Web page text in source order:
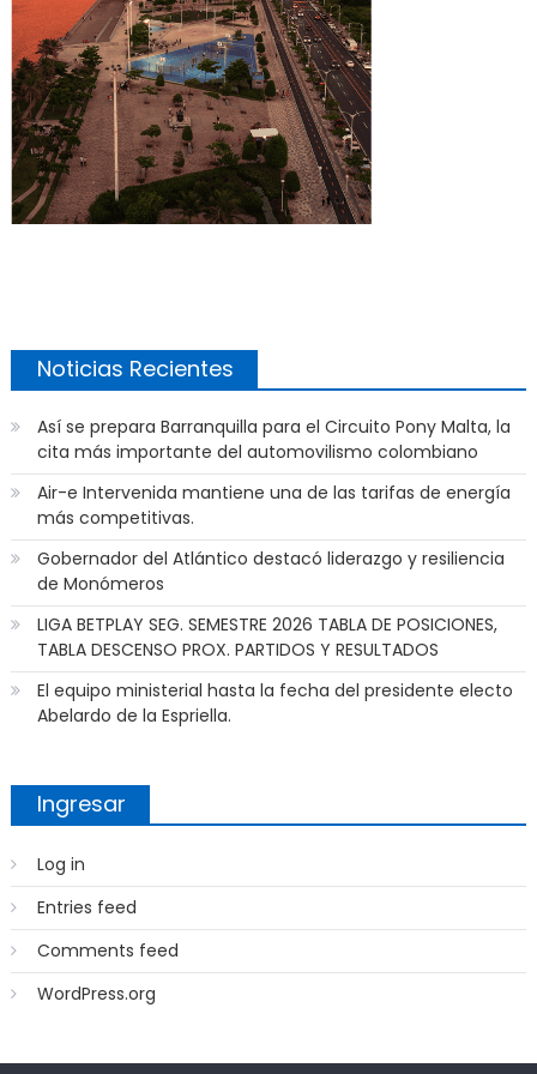
Noticias Recientes
Así se prepara Barranquilla para el Circuito Pony Malta, la
cita más importante del automovilismo colombiano
Air-e Intervenida mantiene una de las tarifas de energía
más competitivas.
Gobernador del Atlántico destacó liderazgo y resiliencia
de Monómeros
LIGA BETPLAY SEG. SEMESTRE 2026 TABLA DE POSICIONES,
TABLA DESCENSO PROX. PARTIDOS Y RESULTADOS
El equipo ministerial hasta la fecha del presidente electo
Abelardo de la Espriella.
Ingresar
Log in
Entries feed
Comments feed
WordPress.org